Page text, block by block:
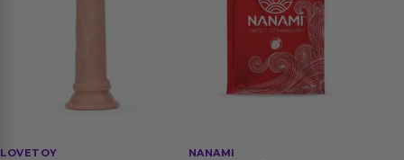
LOVETOY NANAMI